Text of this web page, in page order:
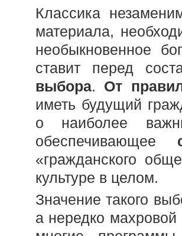
Классика
материала,
необыкновенное
ставит перед
выбора. От
иметь будущий
о наиболее
обеспечивающее
«гражданского
культуре в целом.
Значение такого
а нередко